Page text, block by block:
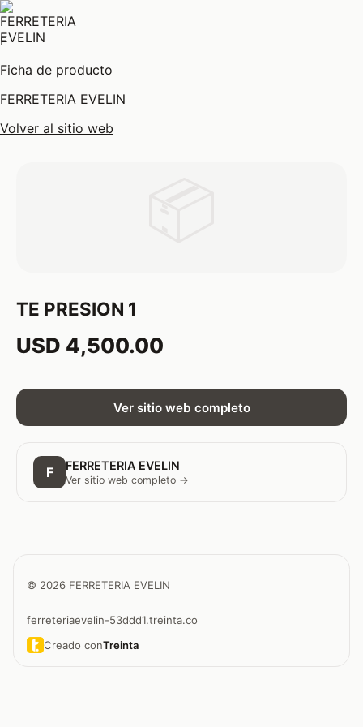
F
Ficha de producto
FERRETERIA EVELIN
Volver al sitio web
TE PRESION 1
USD 4,500.00
Ver sitio web completo
F FERRETERIA EVELIN
Ver sitio web completo →
© 2026 FERRETERIA EVELIN
ferreteriaevelin-53ddd1.treinta.co
Creado conTreinta